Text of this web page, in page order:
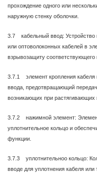
прохождение одного или
наружную стенку оболочки.
3.7 кабельный ввод: Устройство
или оптоволоконных кабелей в
взрывозащиту соответствующего
3.7.1 элемент кропления кабеля
ввода, предотвращающий
возникающих при растягивающих
3.7.2 нажимной элемент:
уплотнительное кольцо и
функции.
3.7.3 уплотнительноо кольцо:
вводе для уплотнения кабеля или